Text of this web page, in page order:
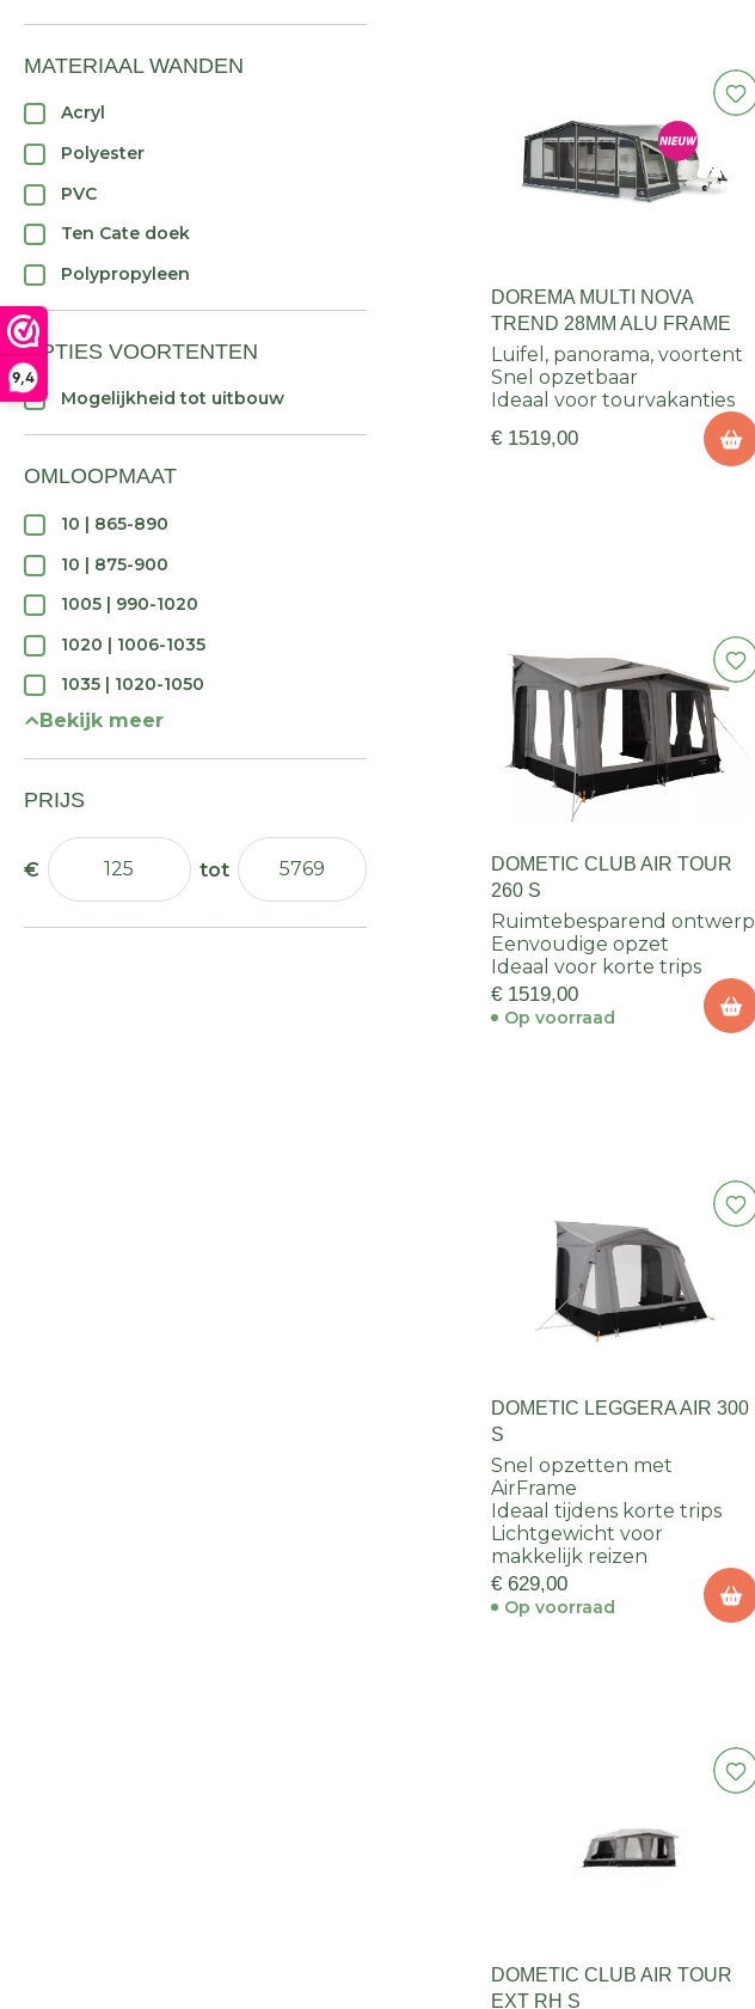
9,4
MATERIAAL WANDEN
Acryl
Polyester
PVC
Ten Cate doek
Polypropyleen
OPTIES VOORTENTEN
Mogelijkheid tot uitbouw
OMLOOPMAAT
10 | 865-890
10 | 875-900
1005 | 990-1020
1020 | 1006-1035
1035 | 1020-1050
Bekijk meer
PRIJS
DOREMA MULTI NOVA
TREND 28MM ALU FRAME
Luifel, panorama, voortent
Snel opzetbaar
Ideaal voor tourvakanties
€ 1519,00
DOMETIC CLUB AIR TOUR
260 S
Ruimtebesparend ontwerp
Eenvoudige opzet
Ideaal voor korte trips
€ 1519,00
Op voorraad
DOMETIC LEGGERA AIR 300
S
Snel opzetten met
AirFrame
Ideaal tijdens korte trips
Lichtgewicht voor
makkelijk reizen
€ 629,00
Op voorraad
DOMETIC CLUB AIR TOUR
EXT RH S